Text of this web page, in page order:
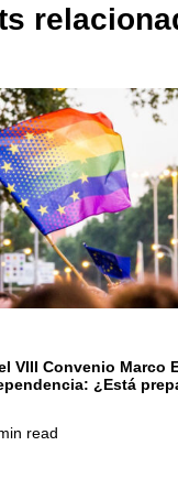
VIII Convenio Marco
¿Está
read